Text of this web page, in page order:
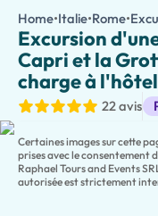
/fr/tours/excursion-d-
Voyagez de Rome à
Échappez à l'agitation
Accompagné d'un
Profitez du temps libre
Parfait pour les couples,
Home•Italie•Rome•
Excursion
Capri et la
charge à l'hôtel
22 avis
Excursions d'une
Certaines images sur cette
prises avec le consentement
Raphael Tours and Events
autorisée est strictement